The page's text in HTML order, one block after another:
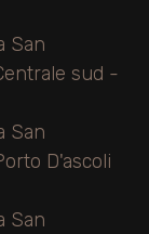
San
sud -
San
D'ascoli
San